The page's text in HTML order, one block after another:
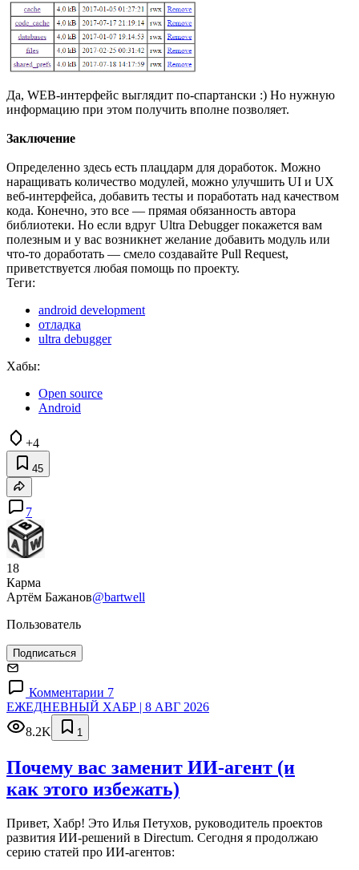
Да, WEB-интерфейс выглядит по-спартански :) Но нужную
информацию при этом получить вполне позволяет.
Заключение
Определенно здесь есть плацдарм для доработок. Можно
наращивать количество модулей, можно улучшить UI и UX
веб-интерфейса, добавить тесты и поработать над качеством
кода. Конечно, это все — прямая обязанность автора
библиотеки. Но если вдруг Ultra Debugger покажется вам
полезным и у вас возникнет желание добавить модуль или
что-то доработать — смело создавайте Pull Request,
приветствуется любая помощь по проекту.
Теги:
android development
отладка
ultra debugger
Хабы:
Open source
Android
+4
45
7
18
Карма
Артём Бажанов@bartwell
Пользователь
Подписаться
Комментарии 7
ЕЖЕДНЕВНЫЙ ХАБР | 8 АВГ 2026
8.2K
1
Почему вас заменит ИИ‑агент (и
как этого избежать)
Привет, Хабр! Это Илья Петухов, руководитель проектов
развития ИИ-решений в Directum. Сегодня я продолжаю
серию статей про ИИ-агентов: